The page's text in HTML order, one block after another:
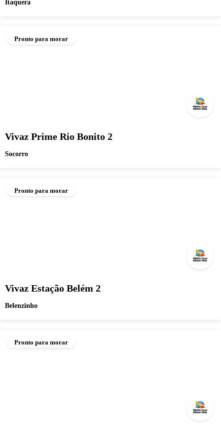
Itaquera
Pronto para morar
Vivaz Prime Rio Bonito 2
Socorro
Pronto para morar
Vivaz Estação Belém 2
Belenzinho
Pronto para morar